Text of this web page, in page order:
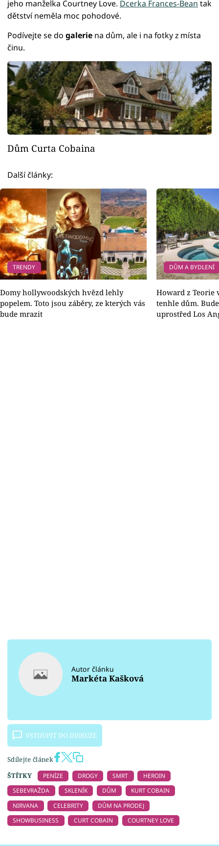
jeho manželka Courtney Love. Dcerka Frances-Bean tak
dětství neměla moc pohodové.
Podívejte se do galerie na dům, ale i na fotky z místa
činu.
Dům Curta Cobaina
Další články:
TRENDY
Domy hollywoodských hvězd lehly
popelem. Toto jsou záběry, ze kterých vás
bude mrazit
DŮM A BYDLENÍ
Howard z
tenhle dům.
uprostřed Los
Autor článku
Markéta Kašková
VSTOUPIT DO DISKUZE
Sdílejte článek
ŠTÍTKY
PENÍZE DROGY SMRT
HEROIN
SEBEVRAŽDA
SKLENÍK DŮM
KURT COBAIN
NIRVANA
CELEBRITY
DŮM NA PRODEJ
SHOWBUSINESS
CURT COBAIN COURTNEY LOVE